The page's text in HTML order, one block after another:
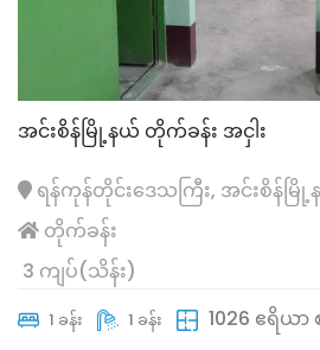
အင်းစိန်မြို့နယ် တိုက်ခန်း အငှါး
ရန်ကုန်တိုင်းဒေသကြီး, အင်းစိန်မြို့
တိုက်ခန်း
3 ကျပ်(သိန်း)
1 ခန်း 1 ခန်း 1026 ဧရိယာ